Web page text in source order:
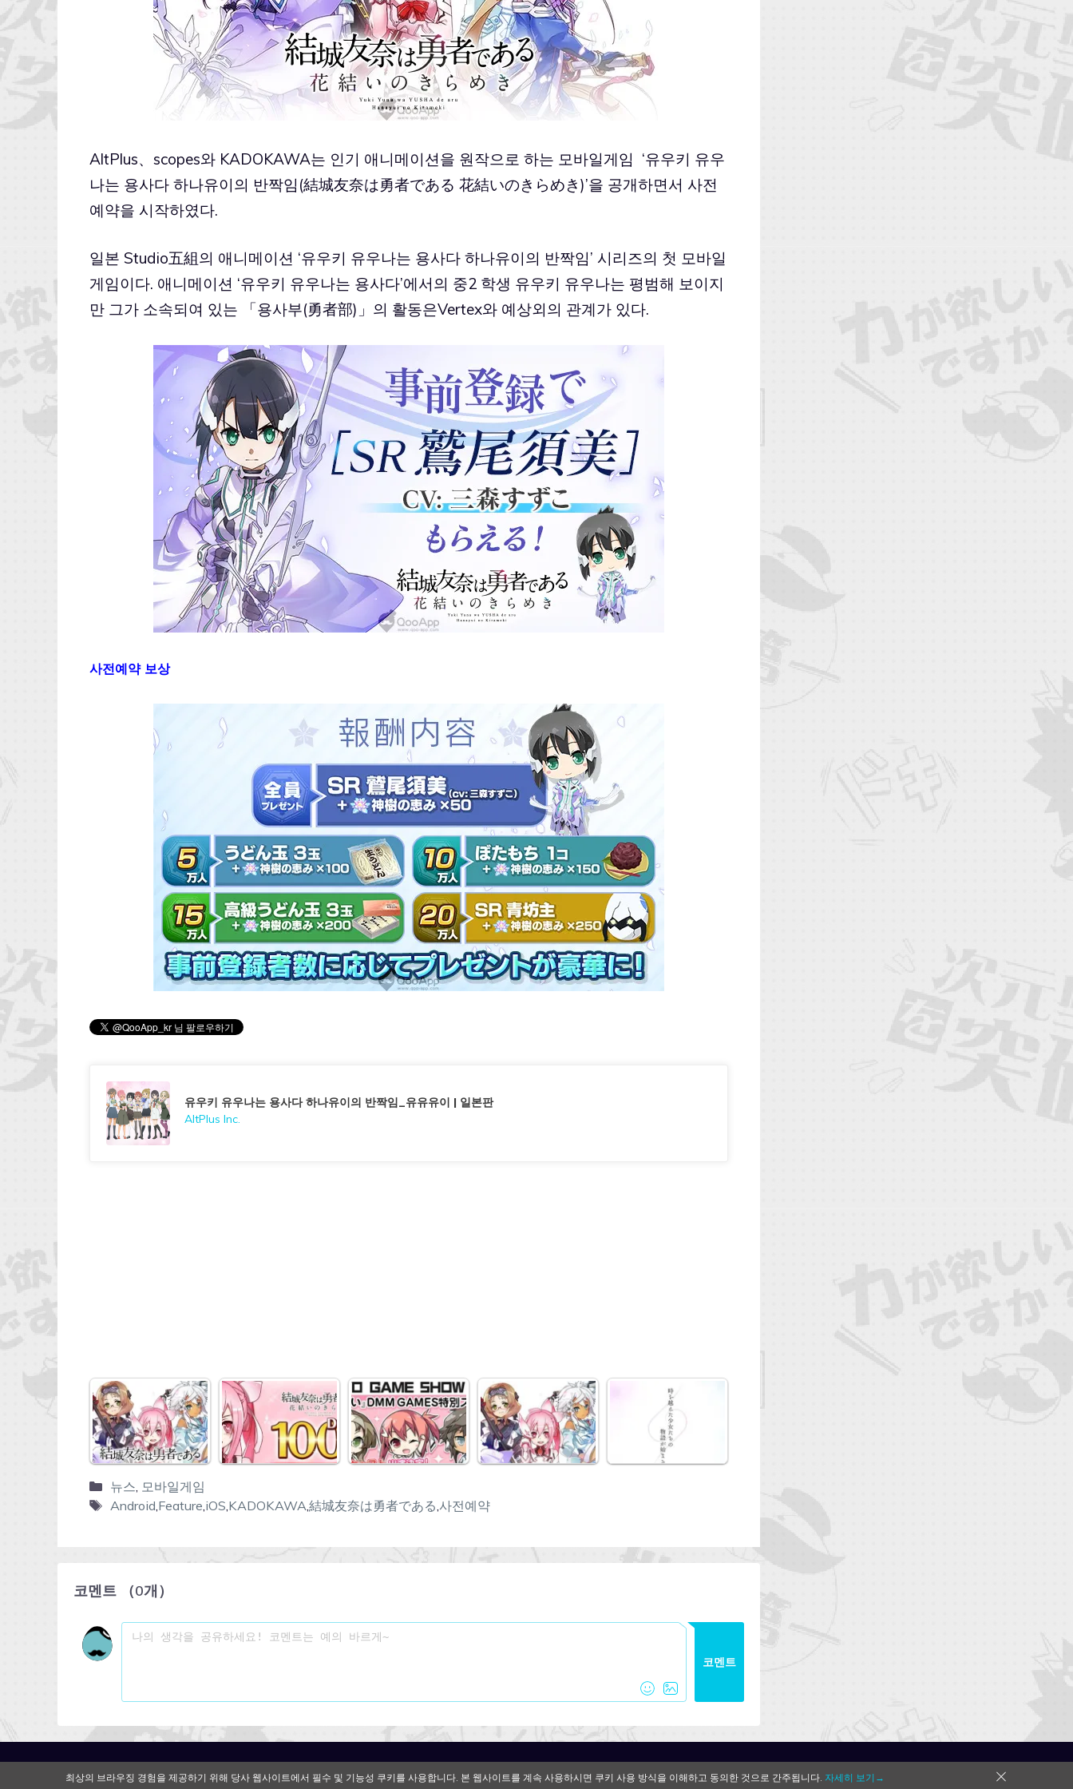
AltPlus、scopes와 KADOKAWA는 인기 애니메이션을 원작으로 하는 모바일게임 ‘유우키 유우
나는 용사다 하나유이의 반짝임(結城友奈は勇者である 花結いのきらめき)’을 공개하면서 사전
예약을 시작하였다.
일본 Studio五組의 애니메이션 ‘유우키 유우나는 용사다 하나유이의 반짝임’ 시리즈의 첫 모바일
게임이다. 애니메이션 ‘유우키 유우나는 용사다’에서의 중2 학생 유우키 유우나는 평범해 보이지
만 그가 소속되여 있는 「용사부(勇者部)」의 활동은Vertex와 예상외의 관계가 있다.
사전예약 보상
유우키 유우나는 용사다 하나유이의 반짝임_유유유이 | 일본판
AltPlus Inc.
뉴스, 모바일게임
Android,Feature,iOS,KADOKAWA,結城友奈は勇者である,사전예약
코멘트 （0개）
코멘트
최상의 브라우징 경험을 제공하기 위해 당사 웹사이트에서 필수 및 기능성 쿠키를 사용합니다. 본 웹사이트를 계속 사용하시면 쿠키 사용 방식을 이해하고 동의한 것으로 간주됩니다. 자세히 보기→